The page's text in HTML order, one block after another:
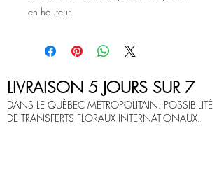
en hauteur.
LIVRAISON 5 JOURS SUR 7
DANS LE QUÉBEC MÉTROPOLITAIN. POSSIBILITÉ
DE TRANSFERTS FLORAUX INTERNATIONAUX.